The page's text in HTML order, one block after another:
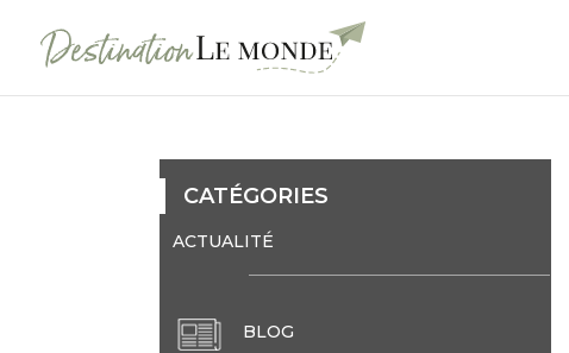
CATÉGORIES
ACTUALITÉ
BLOG